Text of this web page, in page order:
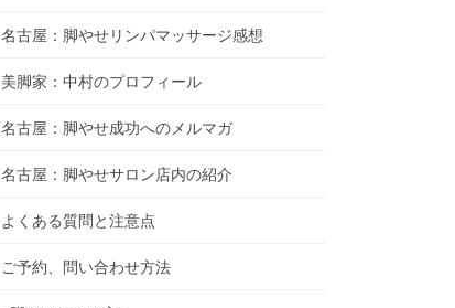
名古屋：脚やせリンパマッサージ感想
美脚家：中村のプロフィール
名古屋：脚やせ成功へのメルマガ
名古屋：脚やせサロン店内の紹介
よくある質問と注意点
ご予約、問い合わせ方法